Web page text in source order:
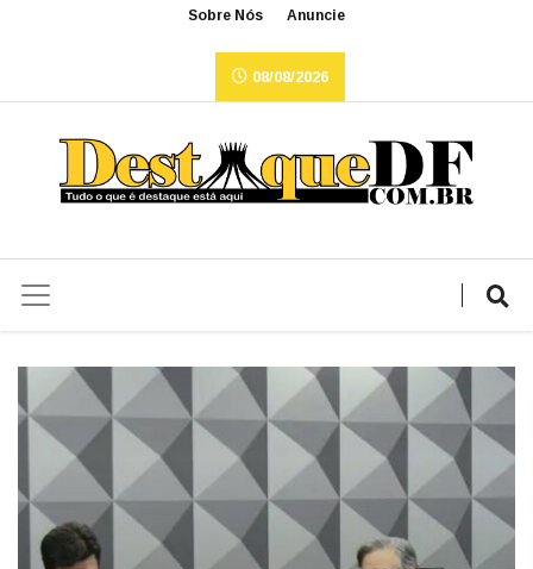
Sobre Nós Anuncie
08/08/2026